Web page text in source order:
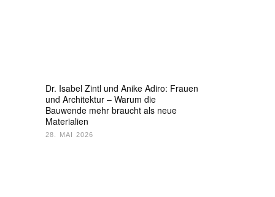
Dr. Isabel Zintl und Anike Adiro: Frauen
und Architektur – Warum die
Bauwende mehr braucht als neue
Materialien
28. MAI 2026